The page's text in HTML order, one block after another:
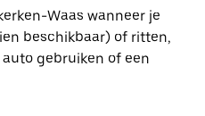
Waas wanneer je
beschikbaar) of ritten,
gebruiken of een